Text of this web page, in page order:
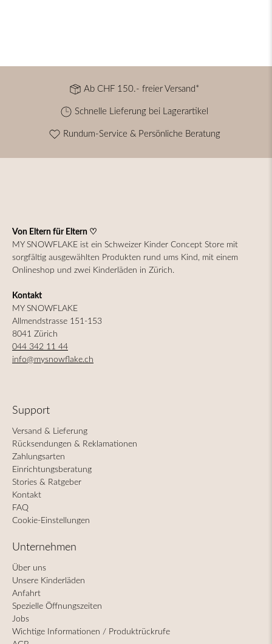
Ab CHF 150.- freier Versand*
Schnelle Lieferung bei Lagerartikel
Rundum-Service & Persönliche Beratung
Von Eltern für Eltern ♡
MY SNOWFLAKE ist ein Schweizer Kinder Concept Store mit
sorgfältig ausgewählten Produkten rund ums Kind, mit einem
Onlineshop und zwei Kinderläden in Zürich.
Kontakt
MY SNOWFLAKE
Allmendstrasse 151-153
8041 Zürich
044 342 11 44
info@mysnowflake.ch
Support
Versand & Lieferung
Rücksendungen & Reklamationen
Zahlungsarten
Einrichtungsberatung
Stories & Ratgeber
Kontakt
FAQ
Cookie-Einstellungen
Unternehmen
Über uns
Unsere Kinderläden
Anfahrt
Spezielle Öffnungszeiten
Jobs
Wichtige Informationen / Produktrückrufe